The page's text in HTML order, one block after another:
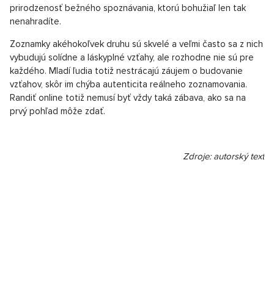
Aplikácia, kde si môžete vybrať svojho budúceho partnera.
Znie to dobre. Dopredu viete, ako vyzerá, čo ho baví, za čím
stojí, a dosť často aj ako je vysoký. Čo sa teda môže pokaziť?
Ľudia klamú a často klamú aj na Tinderi. Zatiaľ čo si myslíte, že
idete von s milovníkom zvierat, keď stretnete psa, sotva sa
drží, aby necukol. Toto berme trochu s nadsádzkou, ale veľmi
podobné prípady sa stali mnohým z nás. Čo ale rande zo
zoznamky veľmi často postrádajú, je chémia. Tú totiž bohužiaľ
vám tam predsa chýba. Veľmi pravdepodobne to bude